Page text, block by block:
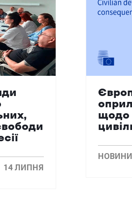
14 ЛИПНЯ
щодо
НОВИНИ